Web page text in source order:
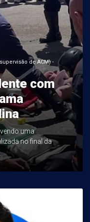
de ACM) -
com
uma
no final da